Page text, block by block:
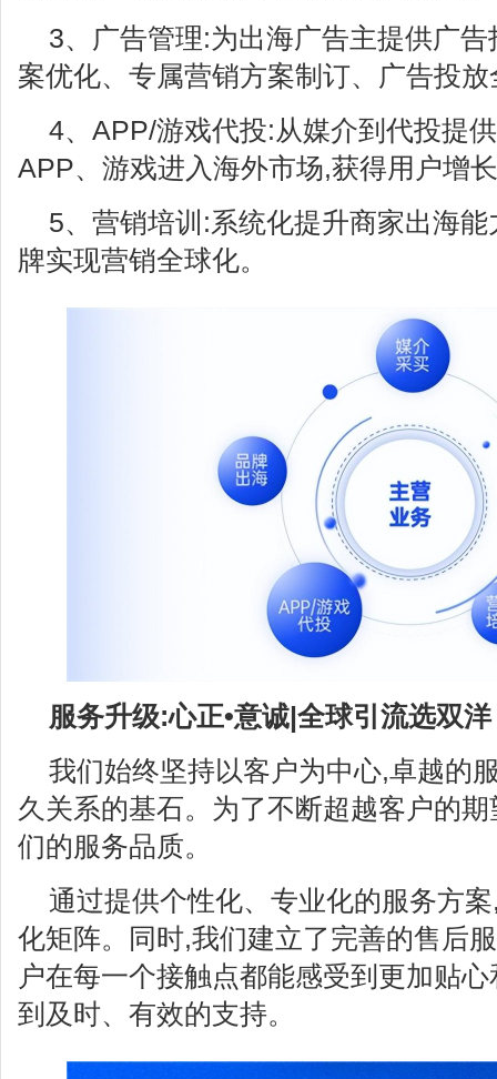
3、广告管理:为出海广告主提供广
案优化、专属营销方案制订、广告投
4、APP/游戏代投:从媒介到代投提
APP、游戏进入海外市场,获得用户增
5、营销培训:系统化提升商家出海
牌实现营销全球化。
服务升级:心正•意诚|全球引流选双洋
我们始终坚持以客户为中心,卓越的
久关系的基石。为了不断超越客户的
们的服务品质。
通过提供个性化、专业化的服务方
化矩阵。同时,我们建立了完善的售后
户在每一个接触点都能感受到更加贴
到及时、有效的支持。